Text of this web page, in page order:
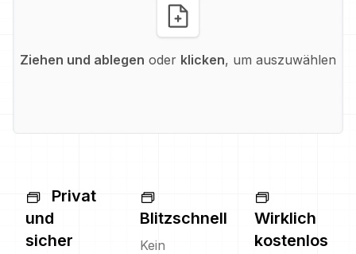
Ziehen und ablegen oder klicken, um auszuwählen
Privat
und
sicher
Blitzschnell
Kein
Wirklich
kostenlos